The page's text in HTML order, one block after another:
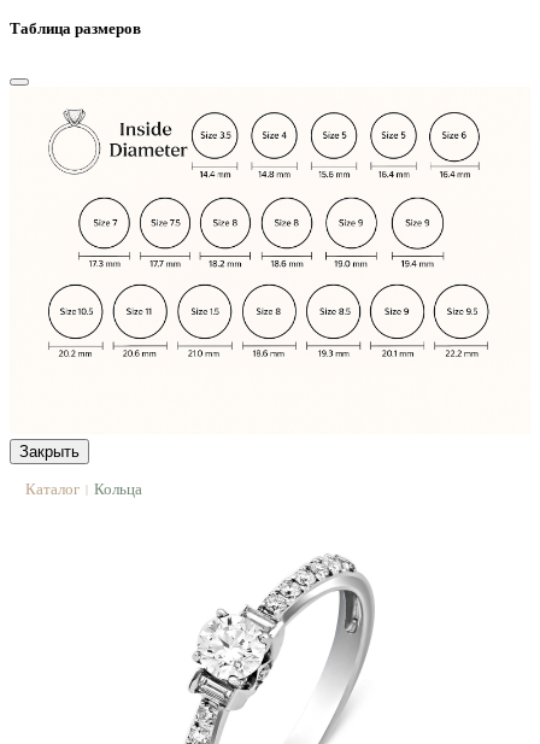
Таблица размеров
Закрыть
Каталог | Кольца